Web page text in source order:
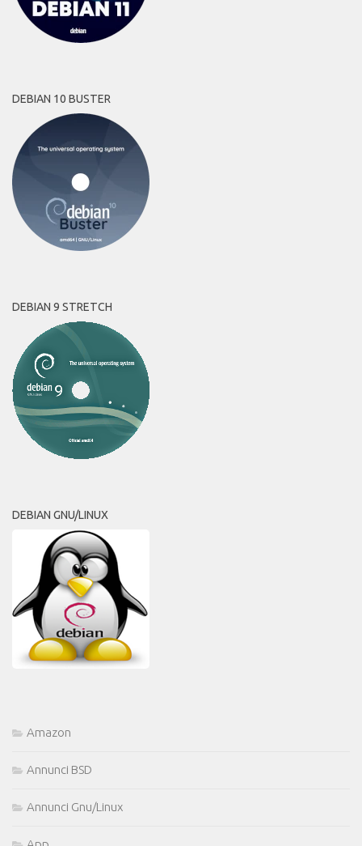
DEBIAN 10 BUSTER
DEBIAN 9 STRETCH
DEBIAN GNU/LINUX
Amazon
Annunci BSD
Annunci Gnu/Linux